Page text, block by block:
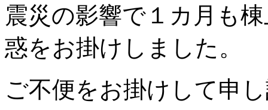
震災の影響で１カ月も
惑をお掛けしました。
ご不便をお掛けして申